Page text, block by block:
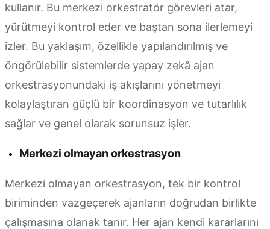
kullanır. Bu merkezi orkestratör görevleri atar,
yürütmeyi kontrol eder ve baştan sona ilerlemeyi
izler. Bu yaklaşım, özellikle yapılandırılmış ve
öngörülebilir sistemlerde yapay zekâ ajan
orkestrasyonundaki iş akışlarını yönetmeyi
kolaylaştıran güçlü bir koordinasyon ve tutarlılık
sağlar ve genel olarak sorunsuz işler.
Merkezi olmayan orkestrasyon
Merkezi olmayan orkestrasyon, tek bir kontrol
biriminden vazgeçerek ajanların doğrudan birlikte
çalışmasına olanak tanır. Her ajan kendi kararlarını